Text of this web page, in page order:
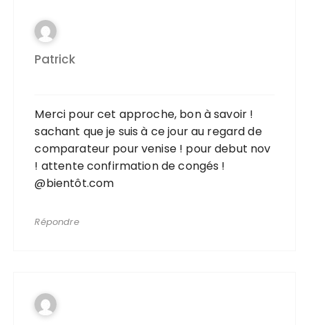
Patrick
Merci pour cet approche, bon à savoir !
sachant que je suis à ce jour au regard de
comparateur pour venise ! pour debut nov
! attente confirmation de congés !
@bientôt.com
Répondre